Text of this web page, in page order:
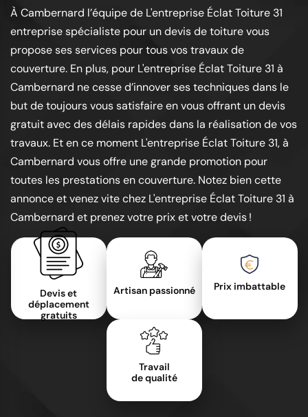
À Cambernard l’équipe de L'entreprise Éclat Toiture 31
entreprise spécialiste pour un devis de toiture vous
propose ses services pour tous vos travaux de
couverture. En plus, pour L'entreprise Éclat Toiture 31 à
Cambernard ne cesse d’innover ses techniques dans le
but de toujours vous satisfaire en vous offrant un devis
gratuit avec des délais rapides dans la réalisation de vos
travaux. Et en ce moment L'entreprise Éclat Toiture 31, à
Cambernard vous offre une grande promotion pour
toutes les prestations en couverture. Notez bien cette
annonce et venez vite chez L'entreprise Éclat Toiture 31 à
Cambernard et prenez votre prix et votre devis !
Devis et
déplacement
gratuits
Artisan passionné Prix imbattable
Travail
de qualité